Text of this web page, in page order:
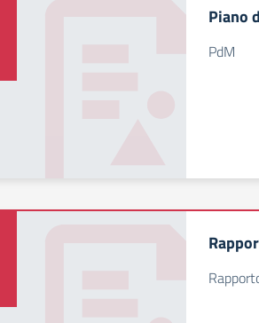
Piano
PdM